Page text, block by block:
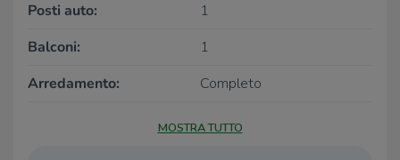
Posti auto:
1
Balconi:
1
Arredamento:
Completo
MOSTRA TUTTO